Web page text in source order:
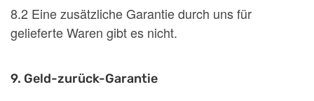
8.2 Eine zusätzliche Garantie durch uns für
gelieferte Waren gibt es nicht.
9. Geld-zurück-Garantie